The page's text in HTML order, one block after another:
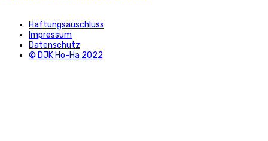
Haftungsauschluss
Impressum
Datenschutz
© DJK Ho-Ha 2022